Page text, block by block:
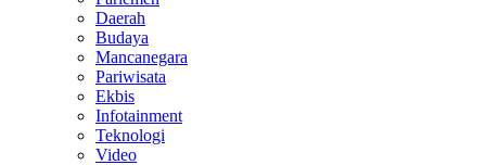
Daerah
Budaya
Mancanegara
Pariwisata
Ekbis
Infotainment
Teknologi
Video